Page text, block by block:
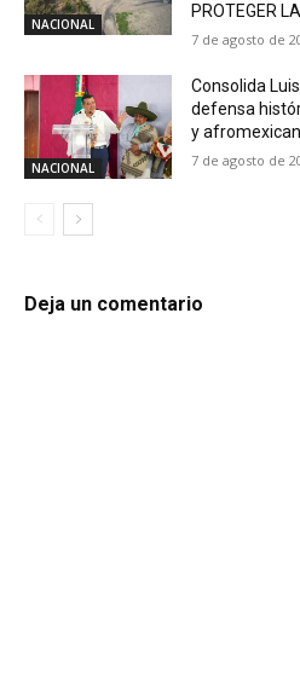
NACIONAL
PROTEGER
7 de agosto de
NACIONAL
Consolida
defensa
y
7 de agosto de
Deja un comentario